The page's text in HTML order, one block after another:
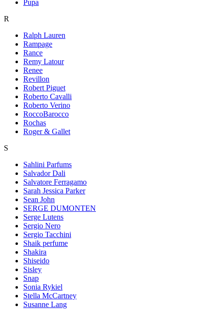
Pupa
R
Ralph Lauren
Rampage
Rance
Remy Latour
Renee
Revillon
Robert Piguet
Roberto Cavalli
Roberto Verino
RoccoBarocco
Rochas
Roger & Gallet
S
Sahlini Parfums
Salvador Dali
Salvatore Ferragamo
Sarah Jessica Parker
Sean John
SERGE DUMONTEN
Serge Lutens
Sergio Nero
Sergio Tacchini
Shaik perfume
Shakira
Shiseido
Sisley
Snap
Sonia Rykiel
Stella McCartney
Susanne Lang